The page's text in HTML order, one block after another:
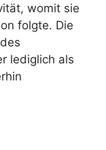
womit sie
folgte. Die
lediglich als